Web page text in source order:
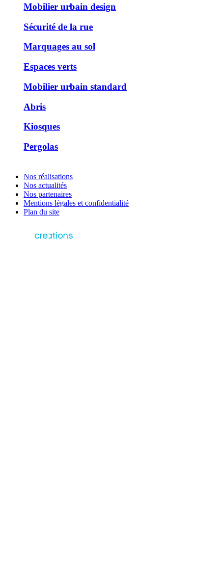
Mobilier urbain design
Sécurité de la rue
Marquages au sol
Espaces verts
Mobilier urbain standard
Abris
Kiosques
Pergolas
Nos réalisations
Nos actualités
Nos partenaires
Mentions légales et confidentialité
Plan du site